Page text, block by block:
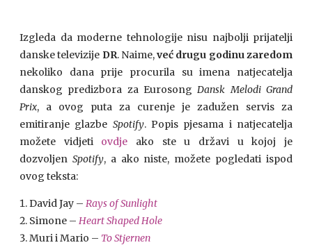
Izgleda da moderne tehnologije nisu najbolji prijatelji
danske televizije DR. Naime,već drugu godinu zaredom
nekoliko dana prije procurila su imena natjecatelja
danskog predizbora za EurosongDansk Melodi Grand
Prix, a ovog puta za curenje je zadužen servis za
emitiranje glazbe Spotify. Popis pjesama i natjecatelja
možete vidjeti ovdje ako ste u državi u kojoj je
dozvoljen Spotify, a ako niste, možete pogledati ispod
ovog teksta:
David Jay – Rays of Sunlight
Simone – Heart Shaped Hole
Muri i Mario – To Stjernen